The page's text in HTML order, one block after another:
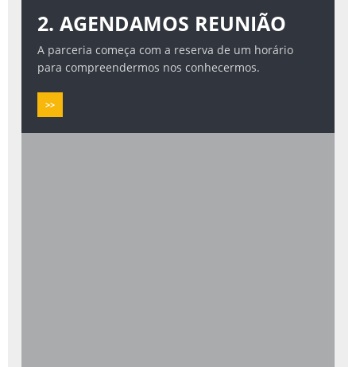
2. AGENDAMOS REUNIÃO
A parceria começa com a reserva de um horário
para compreendermos nos conhecermos.
>>